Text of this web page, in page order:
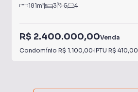
181m² 3 5 4
R$ 2.400.000,00Venda
Condomínio R$ 1.100,00·IPTU R$ 410,00